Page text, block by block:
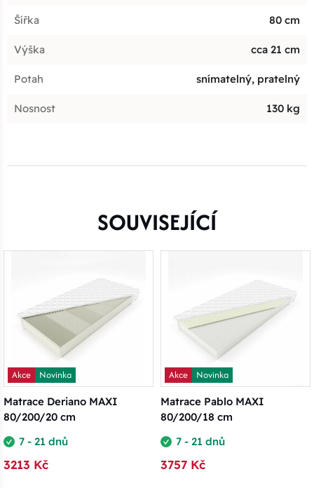
Šířka 80 cm
Výška cca 21 cm
Potah snímatelný, pratelný
Nosnost 130 kg
SOUVISEJÍCÍ
Akce
Novinka
Matrace Deriano MAXI
80/200/20 cm
7 - 21 dnů
3213 Kč
Akce
Novinka
Matrace Pablo MAXI
80/200/18 cm
7 - 21 dnů
3757 Kč